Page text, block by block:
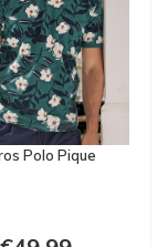
Polo Pique